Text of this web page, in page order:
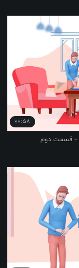
00:58